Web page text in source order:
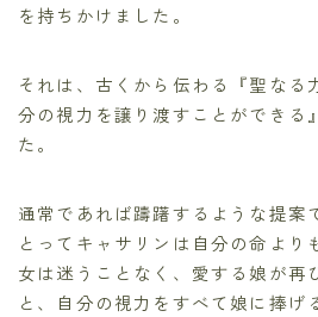
を持ちかけました。
それは、古くから伝わる『聖なる
分の視力を譲り渡すことができる
た。
通常であれば躊躇するような提案
とってキャサリンは自分の命より
女は迷うことなく、愛する娘が再
と、自分の視力をすべて娘に捧げ